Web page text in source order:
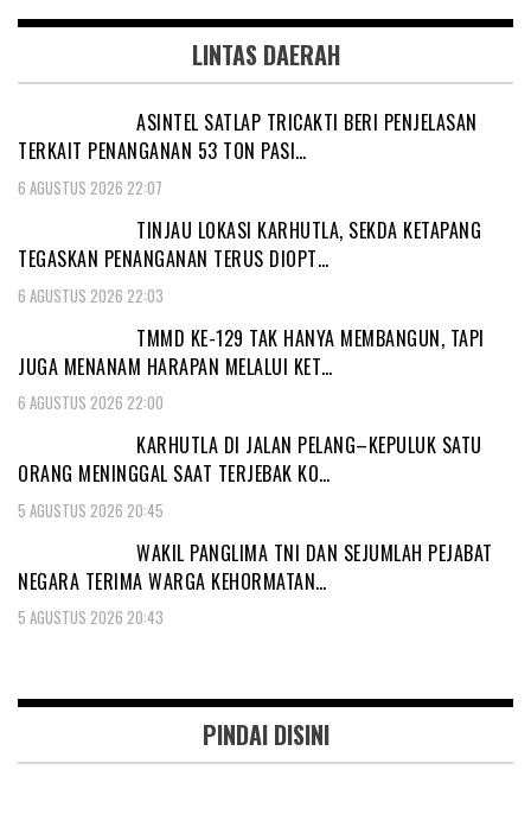
LINTAS DAERAH
ASINTEL SATLAP TRICAKTI BERI PENJELASAN
TERKAIT PENANGANAN 53 TON PASI…
6 AGUSTUS 2026 22:07
TINJAU LOKASI KARHUTLA, SEKDA KETAPANG
TEGASKAN PENANGANAN TERUS DIOPT…
6 AGUSTUS 2026 22:03
TMMD KE-129 TAK HANYA MEMBANGUN, TAPI
JUGA MENANAM HARAPAN MELALUI KET…
6 AGUSTUS 2026 22:00
KARHUTLA DI JALAN PELANG–KEPULUK SATU
ORANG MENINGGAL SAAT TERJEBAK KO…
5 AGUSTUS 2026 20:45
WAKIL PANGLIMA TNI DAN SEJUMLAH PEJABAT
NEGARA TERIMA WARGA KEHORMATAN…
5 AGUSTUS 2026 20:43
PINDAI DISINI